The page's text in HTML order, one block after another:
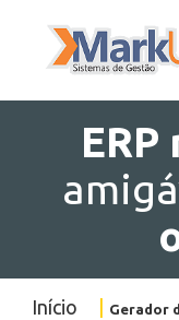
ERP
Início Gerador